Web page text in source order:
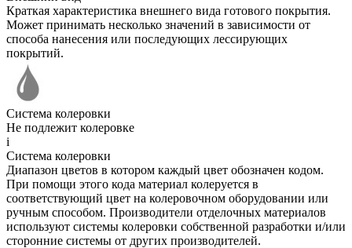
Краткая характеристика внешнего вида готового покрытия.
Может принимать несколько значений в зависимости от
способа нанесения или последующих лессирующих
покрытий.
Система колеровки
Не подлежит колеровке
i
Система колеровки
Диапазон цветов в котором каждый цвет обозначен кодом.
При помощи этого кода материал колеруется в
соответствующий цвет на колеровочном оборудовании или
ручным способом. Производители отделочных материалов
используют системы колеровки собственной разработки и/или
сторонние системы от других производителей.